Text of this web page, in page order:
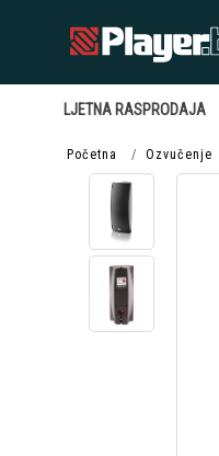
LJETNA RASPRODAJA
Početna Ozvučenje